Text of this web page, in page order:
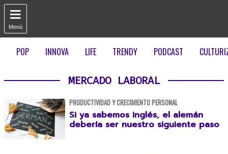

Menú
POP INNOVA LIFE TRENDY PODCAST
MERCADO LABORAL
PRODUCTIVIDAD Y CRECIMIENTO PERSONAL
Si ya sabemos inglés, el alemán
debería ser nuestro siguiente paso